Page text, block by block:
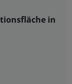
in